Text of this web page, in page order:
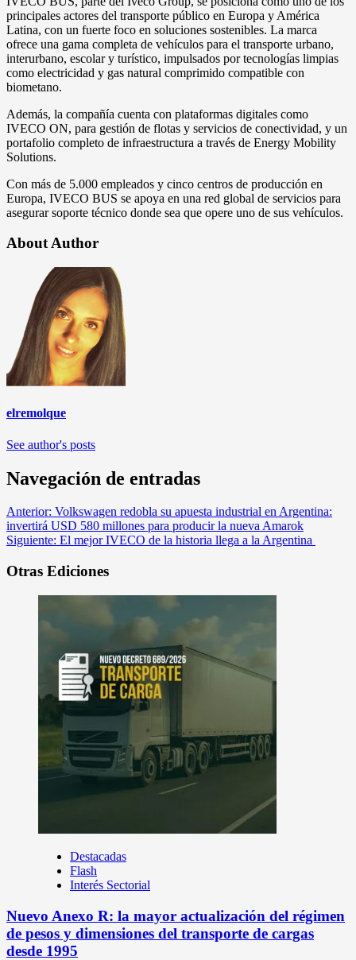
principales actores del transporte público en Europa y América
Latina, con un fuerte foco en soluciones sostenibles. La marca
ofrece una gama completa de vehículos para el transporte urbano,
interurbano, escolar y turístico, impulsados por tecnologías limpias
como electricidad y gas natural comprimido compatible con
biometano.
Además, la compañía cuenta con plataformas digitales como
IVECO ON, para gestión de flotas y servicios de conectividad, y un
portafolio completo de infraestructura a través de Energy Mobility
Solutions.
Con más de 5.000 empleados y cinco centros de producción en
Europa, IVECO BUS se apoya en una red global de servicios para
asegurar soporte técnico donde sea que opere uno de sus vehículos.
About Author
elremolque
See author's posts
Navegación de entradas
Anterior: Volkswagen redobla su apuesta industrial en Argentina:
invertirá USD 580 millones para producir la nueva Amarok
Siguiente: El mejor IVECO de la historia llega a la Argentina
Otras Ediciones
Destacadas
Flash
Interés Sectorial
Nuevo Anexo R: la mayor actualización del régimen
de pesos y dimensiones del transporte de cargas
desde 1995